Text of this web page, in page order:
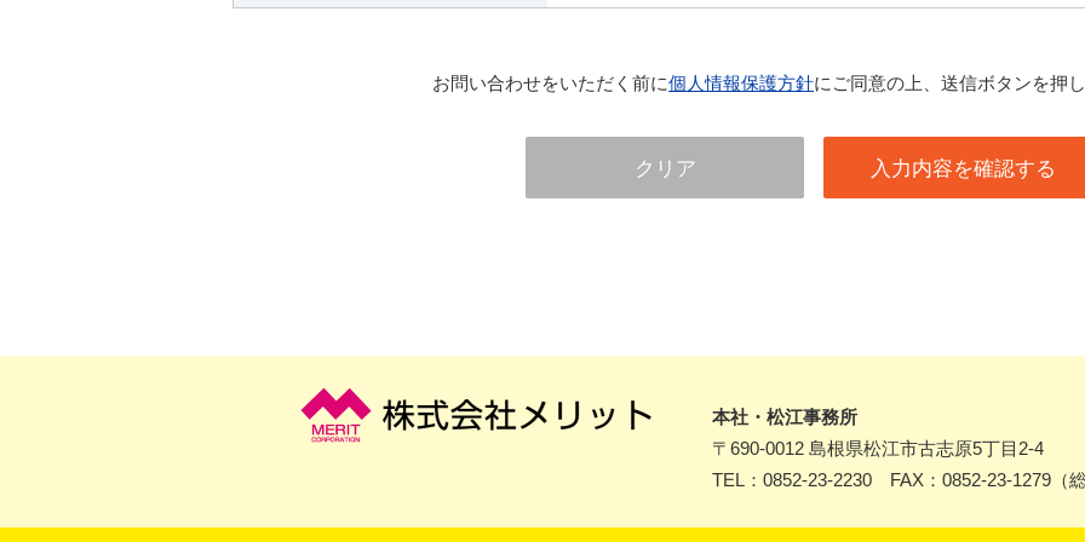
お問い合わせをいただく前に個人情報保護方針にご同意の上、送信ボタンを押し
本社・松江事務所
〒690-0012 島根県松江市古志原5丁目2-4
TEL：0852-23-2230 FAX：0852-23-1279 （